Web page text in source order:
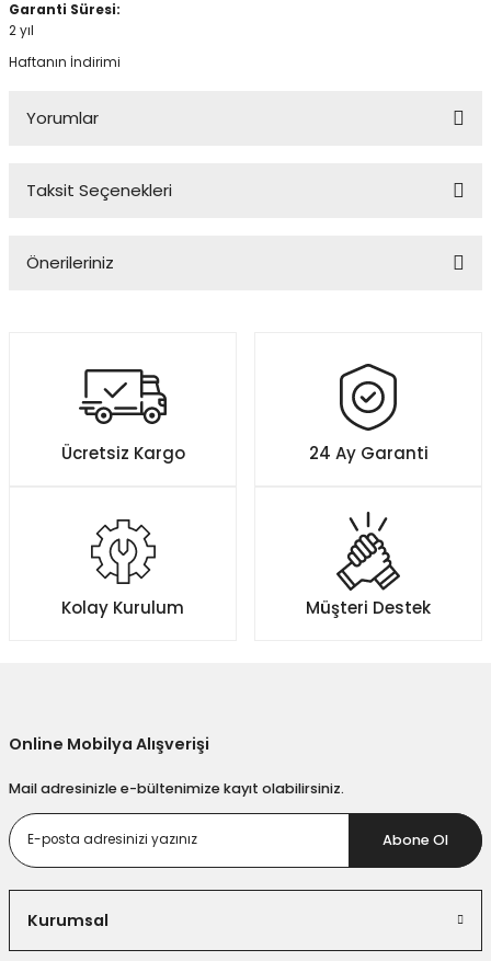
Garanti Süresi:
2 yıl
Haftanın İndirimi
Yorumlar
Taksit Seçenekleri
Önerileriniz
Görüş ve önerileriniz için teşekkür ederiz.
Ürün resmi kalitesiz, bozuk veya görüntülenemiyor.
Ürün açıklamasında eksik bilgiler bulunuyor.
Ürün fiyatı diğer sitelerden daha pahalı.
Bu ürüne benzer farklı alternatifler olmalı.
Ücretsiz Kargo 24 Ay Garanti
Kolay Kurulum Müşteri Destek
Online Mobilya Alışverişi
Mail adresinizle e-bültenimize kayıt olabilirsiniz.
Abone Ol
Kurumsal